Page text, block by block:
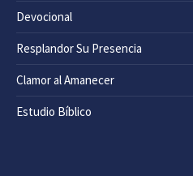
Devocional
Resplandor Su Presencia
Clamor al Amanecer
Estudio Bíblico